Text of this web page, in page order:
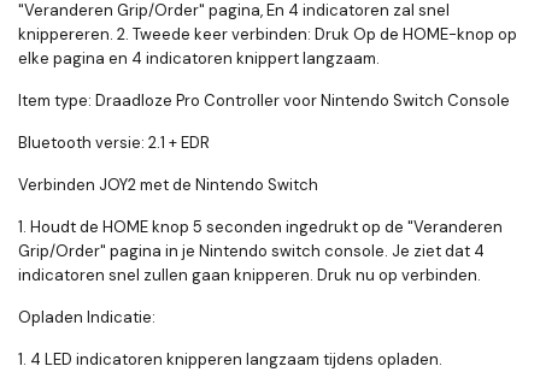
"Veranderen Grip/Order" pagina, En 4 indicatoren zal snel
knippereren. 2. Tweede keer verbinden: Druk Op de HOME-knop op
elke pagina en 4 indicatoren knippert langzaam.
Item type: Draadloze Pro Controller voor Nintendo Switch Console
Bluetooth versie: 2.1 + EDR
Verbinden JOY2 met de Nintendo Switch
1. Houdt de HOME knop 5 seconden ingedrukt op de "Veranderen
Grip/Order" pagina in je Nintendo switch console. Je ziet dat 4
indicatoren snel zullen gaan knipperen. Druk nu op verbinden.
Opladen Indicatie:
1. 4 LED indicatoren knipperen langzaam tijdens opladen.